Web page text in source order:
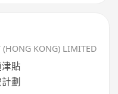
(HONG KONG) LIMITED
貼
劃